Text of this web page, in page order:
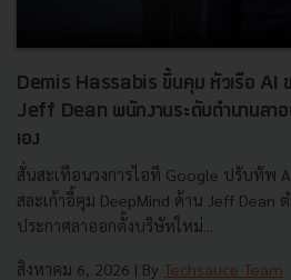
Demis Hassabis ขึ้นคุม หัวเรือ AI
Jeff Dean พนักงานระดับตำนานลา
เอง
สั่นสะเทือนวงการไอที Google ปรับทัพ
สละเก้าอี้คุม DeepMind ด้าน Jeff
ประกาศลาออกตั้งบริษัทใหม่...
สิงหาคม 6, 2026 | By Techsauce Team